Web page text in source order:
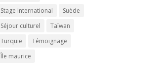
Stage International
Suède
Séjour culturel
Taïwan
Turquie
Témoignage
Île maurice